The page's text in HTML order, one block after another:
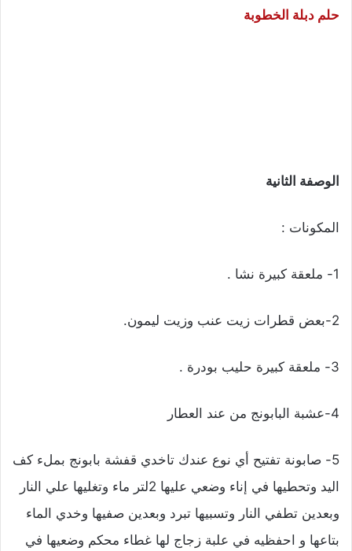
حلم دبلة الخطوبة
الوصفة الثانية
المكونات :
1- ملعقة كبيرة نشا .
2-بعض قطرات زيت عنب وزيت ليمون.
3- ملعقة كبيرة حليب بودرة .
4-عشبة البابونج من عند العطار
5- صابونة تفتيح أي نوع عندك تاخدي قفشة بابونج بملء كف
اليد وتحطيها في إناء وضعي عليها 2لتر ماء وتغليها علي النار
وبعدين تطفي النار وتسبيها تبرد وبعدين صفيها وخدي الماء
بتاعها و احفظيه في علبة زجاج لها غطاء محكم وضعيها في